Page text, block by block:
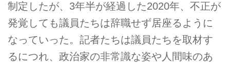
制定したが、3年半が経過した2020年、不正が
発覚しても議員たちは辞職せず居座るように
なっていった。記者たちは議員たちを取材す
るにつれ、政治家の非常識な姿や人間味のあ